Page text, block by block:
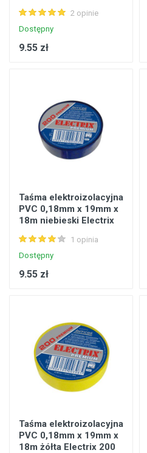
2 opinie
Dostępny
9.55 zł
Taśma elektroizolacyjna
PVC 0,18mm x 19mm x
18m niebieski Electrix
1 opinia
Dostępny
9.55 zł
Taśma elektroizolacyjna
PVC 0,18mm x 19mm x
18m żółta Electrix 200